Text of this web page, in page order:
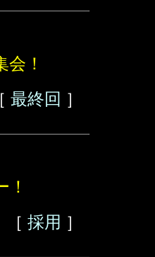
！
最終回 ］
［ 採用 ］